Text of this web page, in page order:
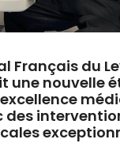
Français du
une nouvelle
des